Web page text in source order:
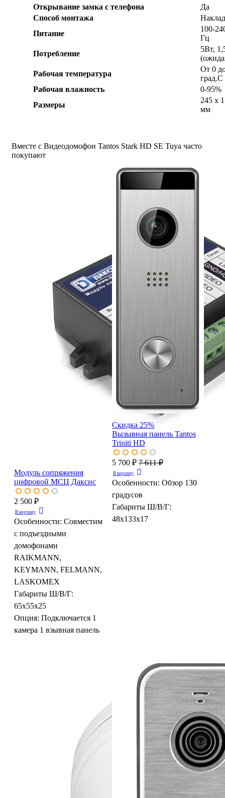
Открывание замка с телефона
Да
Способ монтажа
Питание
100-
Гц
Потребление
5Вт,
Рабочая температура
От 0
град.С
Рабочая влажность
0-95%
Размеры
245 x
мм
Вместе с Видеодомофон Tantos Stark HD SE Tuya часто
покупают
Модуль сопряжения
цифровой МСЦ Даксис
2 500 ₽
В корзину
Особенности: Совместим
с подъездными
домофонами
RAIKMANN,
KEYMANN, FELMANN,
LASKOMEX
Габариты Ш/В/Г:
65х55х25
Опция: Подключается 1
камера 1 взывная панель
Скидка 25%
Вызывная панель Tantos
Triniti HD
5 700 ₽ 7 611 ₽
В корзину
Особенности: Обзор 130
градусов
Габариты Ш/В/Г:
48х133х17